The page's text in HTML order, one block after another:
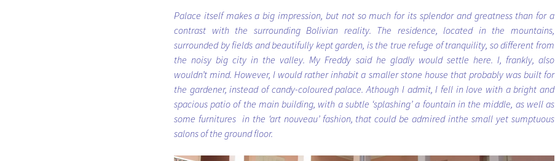
Palace itself makes a big impression, but not so much for its splendor and greatness than for a
contrast with the surrounding Bolivian reality. The residence, located in the mountains,
surrounded by fields and beautifully kept garden, is the true refuge of tranquility, so different from
the noisy big city in the valley. My Freddy said he gladly would settle here. I, frankly, also
wouldn’t mind. However, I would rather inhabit a smaller stone house that probably was built for
the gardener, instead of candy-coloured palace. Athough I admit, I fell in love with a bright and
spacious patio of the main building, with a subtle ‘splashing’ a fountain in the middle, as well as
some furnitures in the ‘art nouveau’ fashion, that could be admired inthe small yet sumptuous
salons of the ground floor.